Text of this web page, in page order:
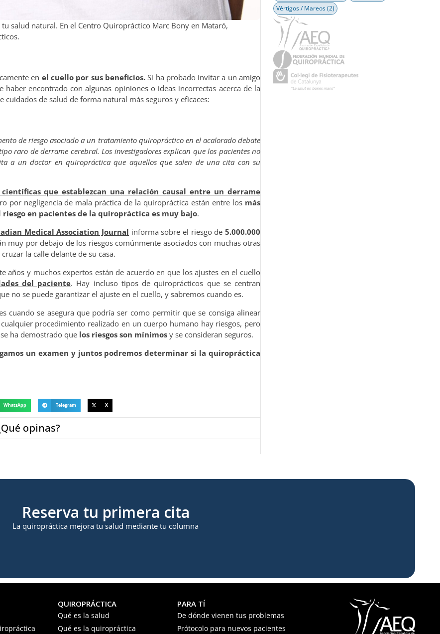
salud natural. En el Centro Quiropráctico Marc Bony en Mataró,
en el cuello por sus beneficios.Si ha probado invitar a un amigo
encontrado con algunas opiniones o ideas incorrectas acerca de la
de salud de forma natural más seguros y eficaces:
de riesgo asociado a un tratamiento quiropráctico en el acalorado debate
raro de derrame cerebral. Los investigadores explican que los pacientes no
a un doctor en quiropráctica que aquellos que salen de una cita con su
que establezcan una relación causal entre un derrame
por negligencia de mala práctica de la quiropráctica están entre los más
riesgo en pacientes de la quiropráctica es muy bajo.
Medical Association Journal informa sobre el riesgo de 5.000.000
muy por debajo de los riesgos comúnmente asociados con muchas otras
la calle delante de su casa.
años y muchos expertos están de acuerdo en que los ajustes en el cuello
del paciente. Hay incluso tipos de quiroprácticos que se centran
no se puede garantizar el ajuste en el cuello, y sabremos cuando es.
cuando se asegura que podría ser como permitir que se consiga alinear
procedimiento realizado en un cuerpo humano hay riesgos, pero
ha demostrado que los riesgos son mínimos y se consideran seguros.
un examen y juntos podremos determinar si la quiropráctica
WhatsApp Telegram X
opinas?
Vértigos / Mareos(2)
Reserva tu primera cita
La quiropráctica mejora tu salud mediante tu columna
QUIROPRÁCTICA
Qué es la salud
Qué es la quiropráctica
PARA TÍ
De dónde vienen tus problemas
Prótocolo para nuevos pacientes